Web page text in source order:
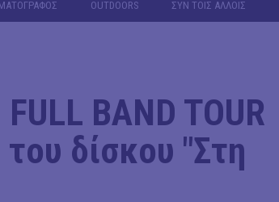
OUTDΟORS ΣΥΝ ΤΟΙΣ ΑΛΛΟΙΣ
BAND TOUR
δίσκου "Στη